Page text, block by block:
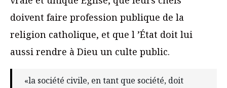
doivent faire profession publique de la
religion catholique, et que l ’État doit lui
aussi rendre à Dieu un culte public.
«la société civile, en tant que société, doit